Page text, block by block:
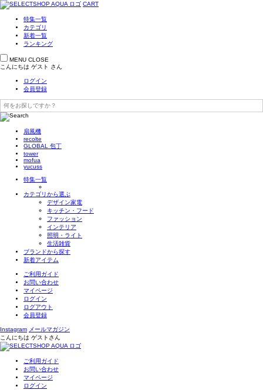
CART
特集一覧
カテゴリ
新着一覧
ランキング
MENU CLOSE
こんにちは ゲスト さん
ログイン
会員登録
扇風機
recolte
GLOBAL 包丁
tower
mofua
yucuss
特集一覧
カテゴリから選ぶ
デザイン家電
キッチン・フード
ファッション
インテリア
照明・ライト
生活雑貨
ブランドから探す
新着アイテム
ご利用ガイド
お問い合わせ
マイページ
ログイン
ログアウト
会員登録
Instagram メールマガジン
こんにちは ゲスト さん
ご利用ガイド
お問い合わせ
マイページ
ログイン